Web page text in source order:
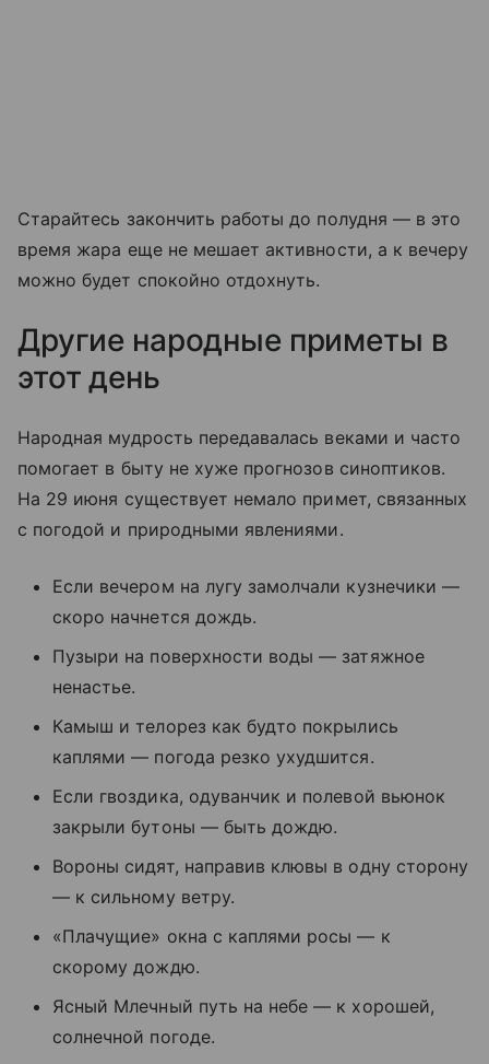
Старайтесь закончить работы до полудня — в это
время жара еще не мешает активности, а к вечеру
можно будет спокойно отдохнуть.
Другие народные приметы в
этот день
Народная мудрость передавалась веками и часто
помогает в быту не хуже прогнозов синоптиков.
На 29 июня существует немало примет, связанных
с погодой и природными явлениями.
Если вечером на лугу замолчали кузнечики —
скоро начнется дождь.
Пузыри на поверхности воды — затяжное
ненастье.
Камыш и телорез как будто покрылись
каплями — погода резко ухудшится.
Если гвоздика, одуванчик и полевой вьюнок
закрыли бутоны — быть дождю.
Вороны сидят, направив клювы в одну сторону
— к сильному ветру.
«Плачущие» окна с каплями росы — к
скорому дождю.
Ясный Млечный путь на небе — к хорошей,
солнечной погоде.